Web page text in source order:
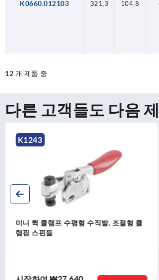
K0660.012103 321,3 104,8
12 개 제품 중
다른 고객들도 다음
K1243
미니 퀵 클램프 수평형 수직발, 조절형 클
램핑 스핀들